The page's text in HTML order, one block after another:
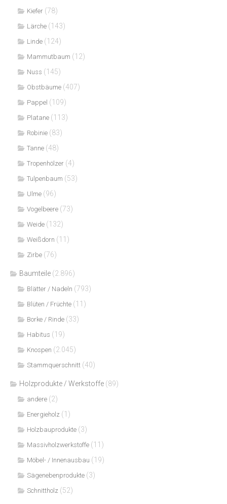
Kiefer (78)
Lärche (143)
Linde (124)
Mammutbaum (12)
Nuss (145)
Obstbäume (407)
Pappel (109)
Platane (113)
Robinie (83)
Tanne (48)
Tropenhölzer (4)
Tulpenbaum (53)
Ulme (96)
Vogelbeere (73)
Weide (132)
Weißdorn (11)
Zirbe (76)
Baumteile (2.896)
Blätter / Nadeln (793)
Blüten / Früchte (11)
Borke / Rinde (33)
Habitus (19)
Knospen (2.045)
Stammquerschnitt (40)
Holzprodukte / Werkstoffe (89)
andere (2)
Energieholz (1)
Holzbauprodukte (3)
Massivholzwerkstoffe (11)
Möbel- / Innenausbau (19)
Sägenebenprodukte (3)
Schnittholz (52)